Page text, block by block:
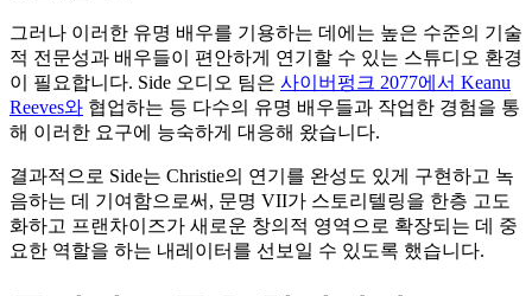
그러나 이러한 유명 배우를 기용하는 데에는 높은 수준의 기술
적 전문성과 배우들이 편안하게 연기할 수 있는 스튜디오 환경
이 필요합니다. Side 오디오 팀은 사이버펑크 2077에서 Keanu
Reeves와 협업하는 등 다수의 유명 배우들과 작업한 경험을 통
해 이러한 요구에 능숙하게 대응해 왔습니다.
결과적으로 Side는 Christie의 연기를 완성도 있게 구현하고 녹
음하는 데 기여함으로써, 문명 VII가 스토리텔링을 한층 고도
화하고 프랜차이즈가 새로운 창의적 영역으로 확장되는 데 중
요한 역할을 하는 내레이터를 선보일 수 있도록 했습니다.